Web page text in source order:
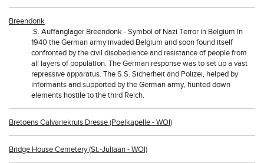
Breendonk
.S. Auffanglager Breendonk - Symbol of Nazi Terror in Belgium In
1940 the German army invaded Belgium and soon found itself
confronted by the civil disobedience and resistance of people from
all layers of population. The German response was to set up a vast
repressive apparatus. The S.S. Sicherheit and Polizei, helped by
informants and supported by the German army, hunted down
elements hostile to the third Reich.
Bretoens Calvariekruis Dresse (Poelkapelle - WOI)
Bridge House Cemetery (St.-Juliaan - WOI)